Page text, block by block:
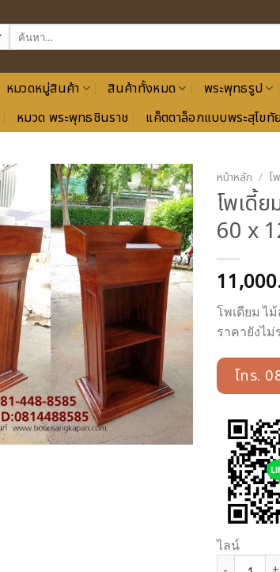
ค้นหา:
หมวดหมู่สินค้า สินค้าทั้งหมด พระพุทธรูป
หมวด พระพุทธชินราช แค็ตตาล็อกแบบพระสุโขทัย
หน้าหลัก / โ
โพเดี้
60 x
โพเดียม ไ
ราคายังไ
โทร.
ไลน์